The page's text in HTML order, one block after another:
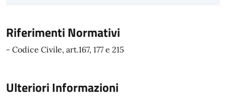
Riferimenti Normativi
- Codice Civile, art.167, 177 e 215
Ulteriori Informazioni